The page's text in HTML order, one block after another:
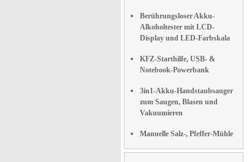
Berührungsloser Akku-
Alkoholtester mit LCD-
Display und LED-Farbskala
KFZ-Starthilfe, USB- &
Notebook-Powerbank
3in1-Akku-Handstaubsauger
zum Saugen, Blasen und
Vakuumieren
Manuelle Salz-, Pfeffer-Mühle